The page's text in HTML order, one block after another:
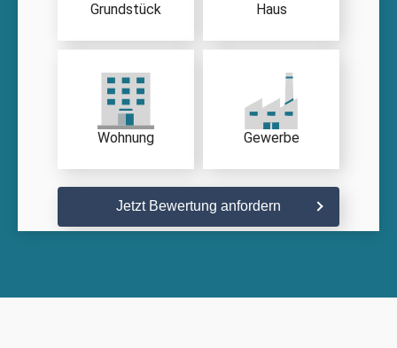
Grundstück Haus
Wohnung Gewerbe
Jetzt Bewertung anfordern